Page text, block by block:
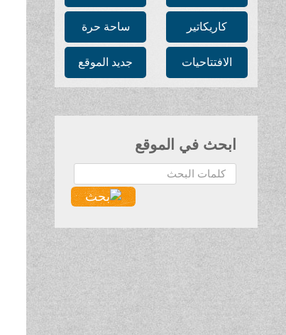
كاريكاتير ساحة حرة
الافتتاحيات جديد الموقع
ابحث في الموقع
البحث...